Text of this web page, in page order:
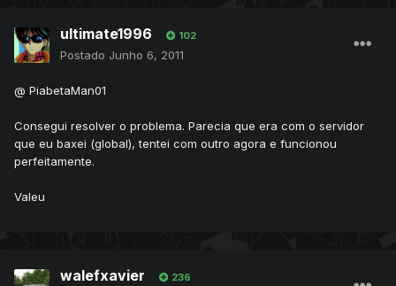
ultimate1996 102
Postado Junho 6, 2011
@ PiabetaMan01
Consegui resolver o problema. Parecia que era com o servidor
que eu baxei (global), tentei com outro agora e funcionou
perfeitamente.
Valeu
walefxavier 236